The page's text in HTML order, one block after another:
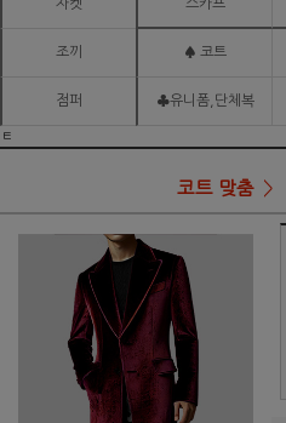
자켓 스카프
조끼 ♠ 코트
점퍼 ♣유니폼,단체복
ㅌ
코트 맞춤